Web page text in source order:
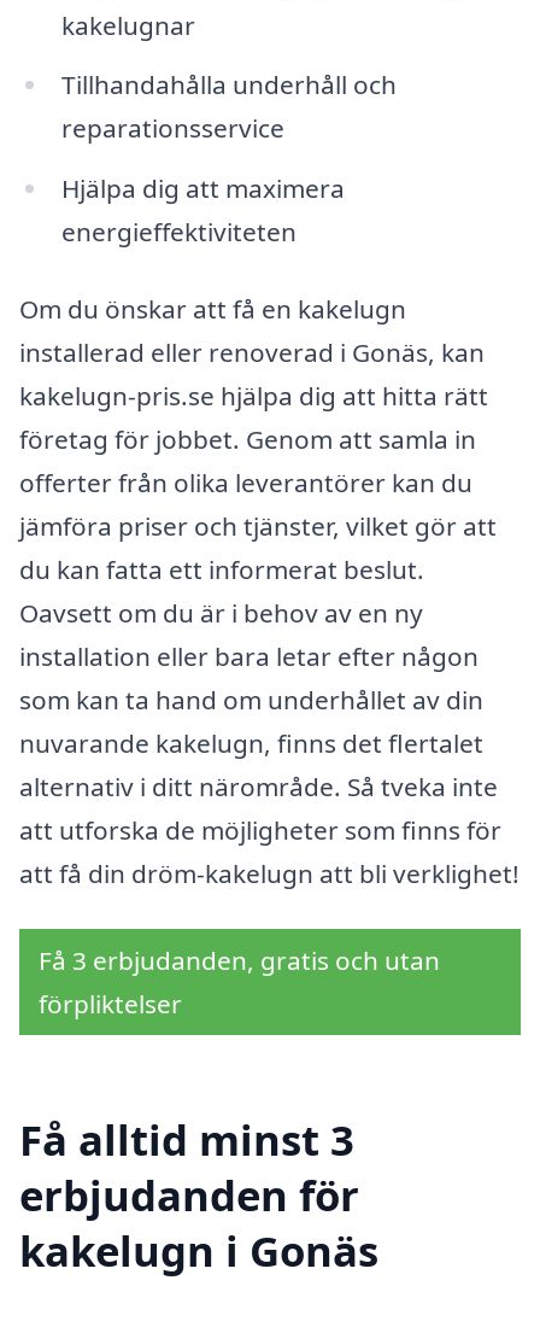
kakelugnar
Tillhandahålla underhåll och
reparationsservice
Hjälpa dig att maximera
energieffektiviteten
Om du önskar att få en kakelugn
installerad eller renoverad i Gonäs, kan
kakelugn-pris.se hjälpa dig att hitta rätt
företag för jobbet. Genom att samla in
offerter från olika leverantörer kan du
jämföra priser och tjänster, vilket gör att
du kan fatta ett informerat beslut.
Oavsett om du är i behov av en ny
installation eller bara letar efter någon
som kan ta hand om underhållet av din
nuvarande kakelugn, finns det flertalet
alternativ i ditt närområde. Så tveka inte
att utforska de möjligheter som finns för
att få din dröm-kakelugn att bli verklighet!
Få 3 erbjudanden, gratis och utan
förpliktelser
Få alltid minst 3
erbjudanden för
kakelugn i Gonäs